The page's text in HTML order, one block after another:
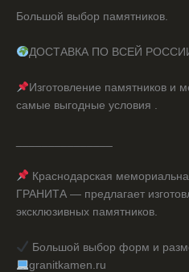
Большой выбор памятников.
ДОСТАВКА ПО ВСЕЙ
Изготовление памятников и
самые выгодные условия .
Краснодарская
ГРАНИТА — предлагает
эксклюзивных памятников.
Большой выбор форм и
granitkamen.ru